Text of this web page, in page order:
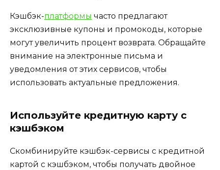
Кэшбэк-платформы часто предлагают
эксклюзивные купоны и промокоды, которые
могут увеличить процент возврата. Обращайте
внимание на электронные письма и
уведомления от этих сервисов, чтобы
использовать актуальные предложения.
Используйте кредитную карту с
кэшбэком
Скомбинируйте кэшбэк-сервисы с кредитной
картой с кэшбэком, чтобы получать двойное